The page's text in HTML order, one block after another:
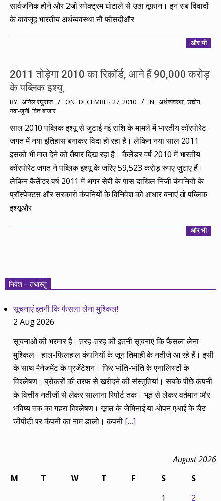
सार्वजनिक होने और 2जी स्पेक्ट्रम घोटाले से उठा तूफान। इन सब विवादों
के बावजूद भारतीय अर्थव्यवस्था नौ फीसदीऔर
और भी
2011 तोड़ेगा 2010 का रिकॉर्ड, आने हैं 90,000 करोड़
के पब्लिक इश्यू
2010-
12-
27
BY: अनिल रघुराज ON: DECEMBER 27, 2010 IN: अर्थव्यवस्था,उद्योग,
नवा-जूनी,वित्त बाजार
साल 2010 पब्लिक इश्यू से जुटाई गई राशि के मामले में भारतीय कॉरपोरेट
जगत में नया इतिहास बनाकर विदा हो रहा है। लेकिन नया साल 2011
इसको भी मात देने को तैयार दिख रहा है। कैलेंडर वर्ष 2010 में भारतीय
कॉरपोरेट जगत ने पब्लिक इश्यू के जरिए 59,523 करोड़ रुपए जुटाए हैं।
लेकिन कैलेंडर वर्ष 2011 में अगर सेबी के पास दाखिल निजी कंपनियों के
प्रॉस्पेक्टस और सरकारी कंपनियों के विनिवेश को आधार बनाएं तो पब्लिक
इश्यूऔर
और भी
निवेश – तथास्तु
सूचनाएं इतनी कि फैसला लेना मुश्किल!
2 Aug 2026
सूचनाओं की भरमार है। तरह-तरह की इतनी सूचनाएं कि फैसला लेना
मुश्किल। हाल-फिलहाल कंपनियों के जून तिमाही के नतीजे आ रहे हैं। इसी
के साथ मैनेजमेंट के प्रजेंटेशन। फिर भांति-भांति के एनालिस्टों के
विश्लेषण। ब्रोकरों की तरफ से खरीदने की संस्तुतियां। सबके पीछे कंपनी
के वित्तीय नतीजों से लेकर सालाना रिपोर्ट तक। भूत से लेकर वर्तमान और
भविष्य तक का गहरा विश्लेषण। गूगल के जेमिनाई या ओपन एआई के चैट
जीपीटी पर कंपनी का नाम डालो। कंपनी […]
August 2026
M
T W T F S
S
1
2